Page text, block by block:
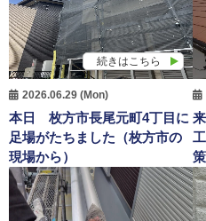
続きはこちら
2026.06.29 (Mon)
本日 枚方市長尾元町4丁目に
足場がたちました（枚方市の
現場から）
策